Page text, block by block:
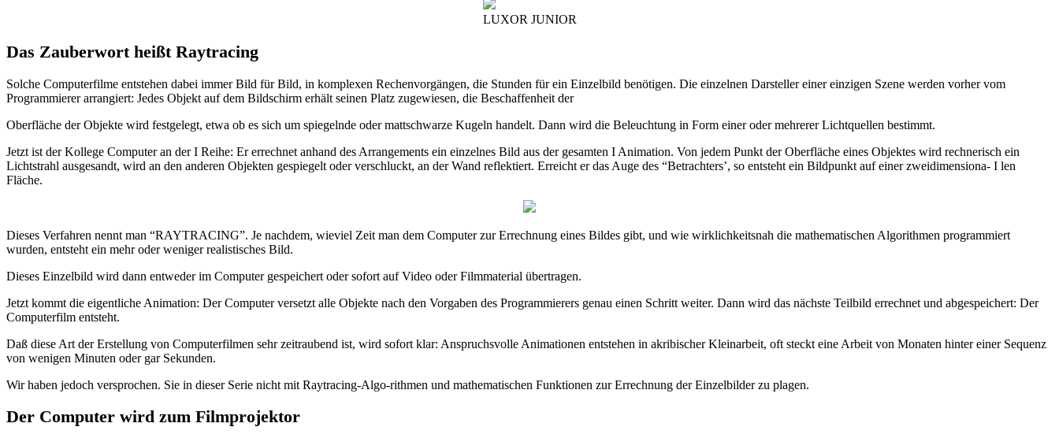
LUXOR JUNIOR
Das Zauberwort heißt Raytracing
Solche Computerfilme entstehen dabei immer Bild für Bild, in komplexen Rechenvorgängen, die Stunden für ein Einzelbild benötigen. Die einzelnen Darsteller einer einzigen Szene werden vorher vom
Programmierer arrangiert: Jedes Objekt auf dem Bildschirm erhält seinen Platz zugewiesen, die Beschaffenheit der
Oberfläche der Objekte wird festgelegt, etwa ob es sich um spiegelnde oder mattschwarze Kugeln handelt. Dann wird die Beleuchtung in Form einer oder mehrerer Lichtquellen bestimmt.
Jetzt ist der Kollege Computer an der I Reihe: Er errechnet anhand des Arrangements ein einzelnes Bild aus der gesamten I Animation. Von jedem Punkt der Oberfläche eines Objektes wird rechnerisch ein
Lichtstrahl ausgesandt, wird an den anderen Objekten gespiegelt oder verschluckt, an der Wand reflektiert. Erreicht er das Auge des “Betrachters’, so entsteht ein Bildpunkt auf einer zweidimensiona- I len
Fläche.
Dieses Verfahren nennt man “RAYTRACING”. Je nachdem, wieviel Zeit man dem Computer zur Errechnung eines Bildes gibt, und wie wirklichkeitsnah die mathematischen Algorithmen programmiert
wurden, entsteht ein mehr oder weniger realistisches Bild.
Dieses Einzelbild wird dann entweder im Computer gespeichert oder sofort auf Video oder Filmmaterial übertragen.
Jetzt kommt die eigentliche Animation: Der Computer versetzt alle Objekte nach den Vorgaben des Programmierers genau einen Schritt weiter. Dann wird das nächste Teilbild errechnet und abgespeichert: Der
Computerfilm entsteht.
Daß diese Art der Erstellung von Computerfilmen sehr zeitraubend ist, wird sofort klar: Anspruchsvolle Animationen entstehen in akribischer Kleinarbeit, oft steckt eine Arbeit von Monaten hinter einer Sequenz
von wenigen Minuten oder gar Sekunden.
Wir haben jedoch versprochen. Sie in dieser Serie nicht mit Raytracing-Algo-rithmen und mathematischen Funktionen zur Errechnung der Einzelbilder zu plagen.
Der Computer wird zum Filmprojektor